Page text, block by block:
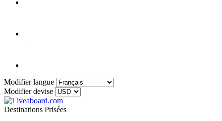
Modifier langue
Modifier devise
Destinations Prisées